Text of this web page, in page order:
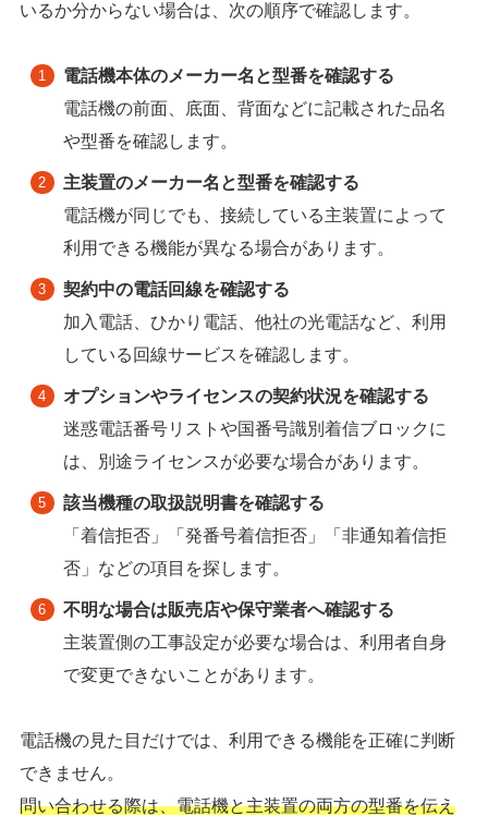
いるか分からない場合は、次の順序で確認します。
電話機本体のメーカー名と型番を確認する
電話機の前面、底面、背面などに記載された品名
や型番を確認します。
主装置のメーカー名と型番を確認する
電話機が同じでも、接続している主装置によって
利用できる機能が異なる場合があります。
契約中の電話回線を確認する
加入電話、ひかり電話、他社の光電話など、利用
している回線サービスを確認します。
オプションやライセンスの契約状況を確認する
迷惑電話番号リストや国番号識別着信ブロックに
は、別途ライセンスが必要な場合があります。
該当機種の取扱説明書を確認する
「着信拒否」「発番号着信拒否」「非通知着信拒
否」などの項目を探します。
不明な場合は販売店や保守業者へ確認する
主装置側の工事設定が必要な場合は、利用者自身
で変更できないことがあります。
電話機の見た目だけでは、利用できる機能を正確に判断
できません。
問い合わせる際は、電話機と主装置の両方の型番を伝え